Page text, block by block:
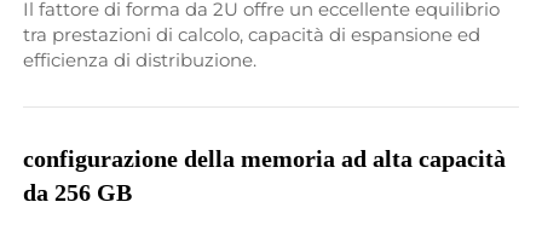
Il fattore di forma da 2U offre un eccellente equilibrio
tra prestazioni di calcolo, capacità di espansione ed
efficienza di distribuzione.
configurazione della memoria ad alta capacità
da 256 GB